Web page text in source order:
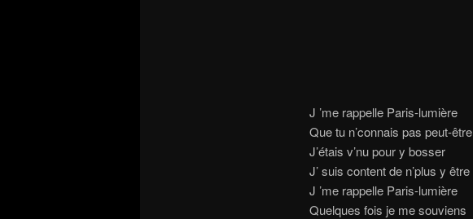
J ’me rappelle Paris-lumière
Que tu n’connais pas peut-être
J’étais v’nu pour y bosser
J’ suis content de n’plus y être
J ’me rappelle Paris-lumière
Quelques fois je me souviens